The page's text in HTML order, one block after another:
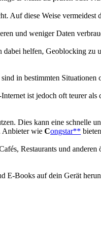
Auf diese Weise
und weniger Daten
helfen, Geoblocking zu
in bestimmten Situationen
ist jedoch oft teurer
Dies kann eine schnelle
Anbieter wie Congstar**
Restaurants und
E-Books auf dein Gerät